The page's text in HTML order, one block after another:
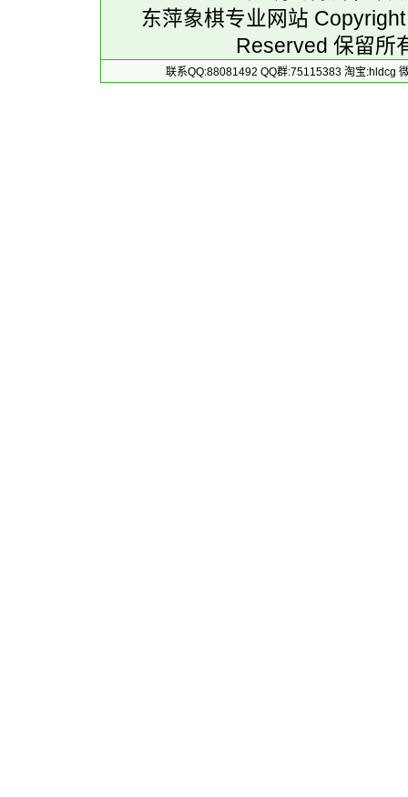
东萍象棋专业网站
Reserved 保留所
联系QQ:88081492 QQ群:75115383 淘宝:hldcg